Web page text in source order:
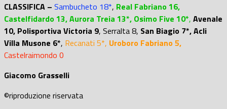
CLASSIFICA – Sambucheto 18*, Real Fabriano 16,
Castelfidardo 13,Aurora Treia 13*, Osimo Five 10*, Avenale
10, Polisportiva Victoria 9, Serralta 8, San Biagio 7*, Acli
Villa Musone 6*, Recanati 5*, Uroboro Fabriano 5,
Castelraimondo 0
Giacomo Grasselli
©riproduzione riservata